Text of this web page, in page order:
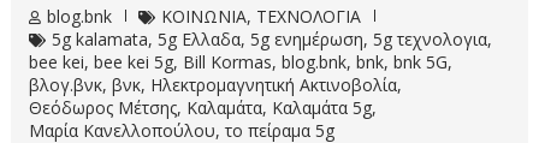
blog.bnk ΚΟΙΝΩΝΙΑ, ΤΕΧΝΟΛΟΓΙΑ
5g kalamata,5g Ελλαδα,5g ενημέρωση,5g τεχνολογια,
bee kei,bee kei 5g, Bill Kormas,blog.bnk,bnk,bnk 5G,
βλογ.βνκ,βνκ, Ηλεκτρομαγνητική Ακτινοβολία,
Θεόδωρος Μέτσης, Καλαμάτα, Καλαμάτα 5g,
Μαρία Κανελλοπούλου,το πείραμα 5g